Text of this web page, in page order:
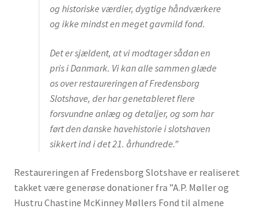
2010 – Filminstruktør Nils Vest
2000-2010
2006 – Illerup Ådal
2006 – Paradehuset
2006 – Tankstation
og historiske værdier, dygtige håndværkere
og ikke mindst en meget gavmild fond.
Det er sjældent, at vi modtager sådan en
pris i Danmark. Vi kan alle sammen glæde
os over restaureringen af Fredensborg
Slotshave, der har genetableret flere
forsvundne anlæg og detaljer, og som har
ført den danske havehistorie i slotshaven
sikkert ind i det 21. århundrede.”
Restaureringen af Fredensborg Slotshave er realiseret
takket være generøse donationer fra ”A.P. Møller og
Hustru Chastine McKinney Møllers Fond til almene